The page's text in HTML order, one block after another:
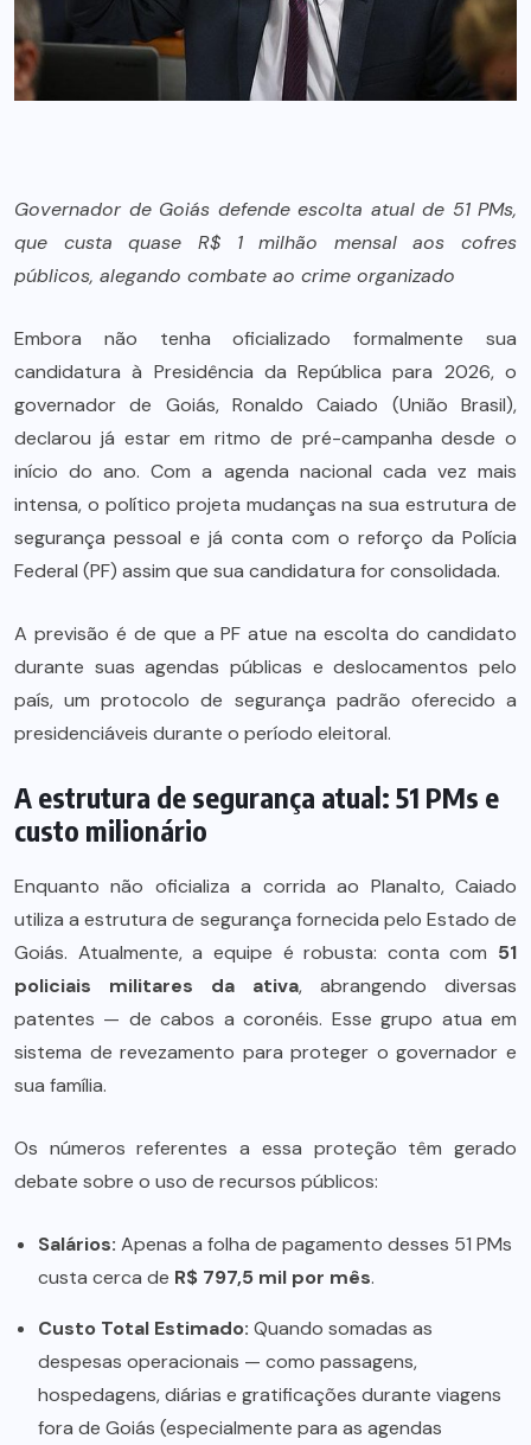
Governador de Goiás defende escolta atual de 51 PMs,
que custa quase R$ 1 milhão mensal aos cofres
públicos, alegando combate ao crime organizado
Embora não tenha oficializado formalmente sua
candidatura à Presidência da República para 2026, o
governador de Goiás, Ronaldo Caiado (União Brasil),
declarou já estar em ritmo de pré-campanha desde o
início do ano. Com a agenda nacional cada vez mais
intensa, o político projeta mudanças na sua estrutura de
segurança pessoal e já conta com o reforço da Polícia
Federal (PF) assim que sua candidatura for consolidada.
A previsão é de que a PF atue na escolta do candidato
durante suas agendas públicas e deslocamentos pelo
país, um protocolo de segurança padrão oferecido a
presidenciáveis durante o período eleitoral.
A estrutura de segurança atual: 51 PMs e
custo milionário
Enquanto não oficializa a corrida ao Planalto, Caiado
utiliza a estrutura de segurança fornecida pelo Estado de
Goiás. Atualmente, a equipe é robusta: conta com 51
policiais militares da ativa, abrangendo diversas
patentes — de cabos a coronéis. Esse grupo atua em
sistema de revezamento para proteger o governador e
sua família.
Os números referentes a essa proteção têm gerado
debate sobre o uso de recursos públicos:
Salários: Apenas a folha de pagamento desses 51 PMs
custa cerca de R$ 797,5 mil por mês.
Custo Total Estimado: Quando somadas as
despesas operacionais — como passagens,
hospedagens, diárias e gratificações durante viagens
fora de Goiás (especialmente para as agendas